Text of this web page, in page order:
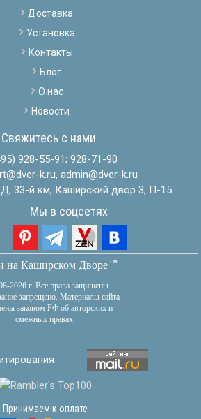
Доставка
Установка
Контакты
Блог
О нас
Новости
Свяжитесь с нами
928-55-91; 928-71-90
k.ru, admin@dver-k.ru
33-й км, Каширский двор 3, П-15
Мы в соцсетях
на Каширском Дворетм
2026 г. Все права защищены
запрещено. Материалы сайта
законом РФ об авторских и
смежных правах.
Принимаем к оплате